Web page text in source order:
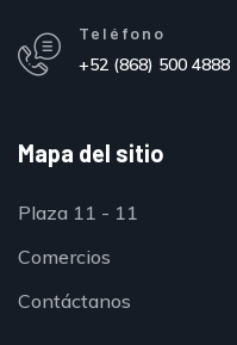
Teléfono
+52 (868) 500 4888
Mapa del sitio
Plaza 11 - 11
Comercios
Contáctanos